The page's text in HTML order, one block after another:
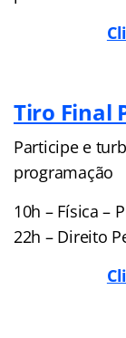
Tiro Final
Participe e
programação
10h – Física –
22h – Direito